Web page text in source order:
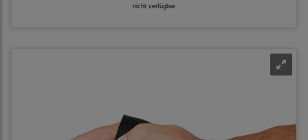
nicht verfügbar